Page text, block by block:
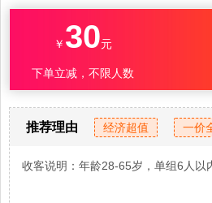
￥ 30元
下单立减，不限人数
推荐理由 经济超值 一价
收客说明：年龄28-65岁，单组6人以